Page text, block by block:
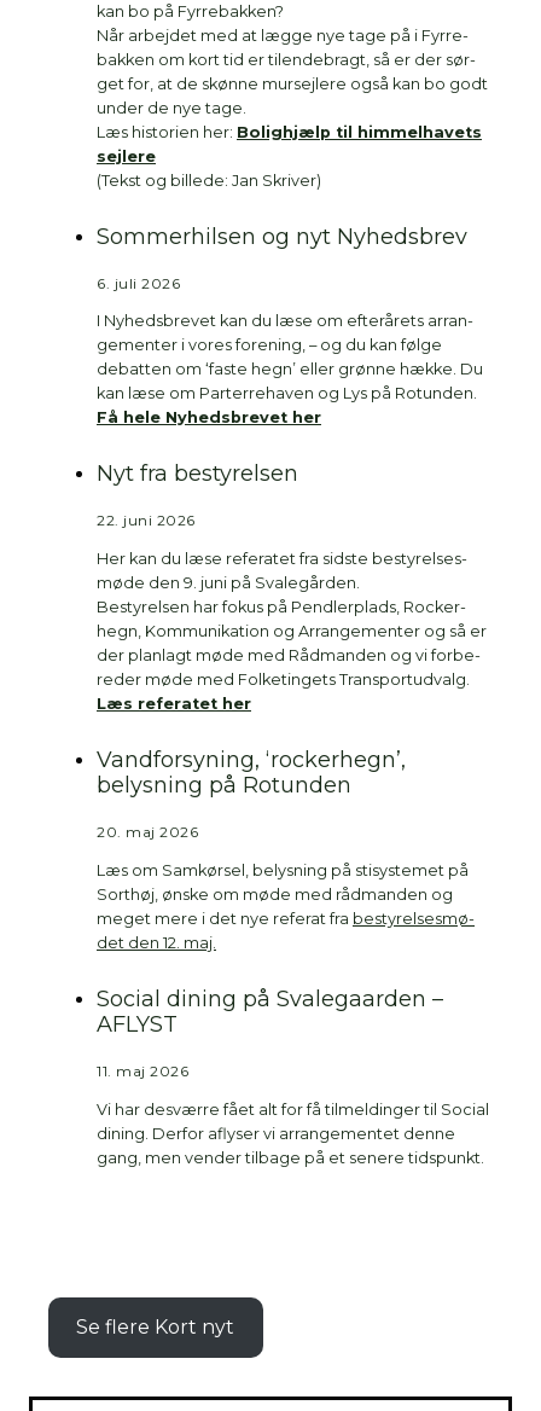
kan bo på Fyr­re­bak­ken?
Når arbej­det med at læg­ge nye tage på i Fyr­re­
bak­ken om kort tid er til­en­de­bragt, så er der sør­
get for, at de skøn­ne mur­sej­le­re også kan bo godt
under de nye tage.
Læs histo­ri­en her: Bolig­hjælp til him­mel­ha­vets
sej­le­re
(Tekst og bil­le­de: Jan Skri­ver)
Sommerhilsen og nyt Nyhedsbrev
6. juli 2026
I Nyheds­bre­vet kan du læse om efter­å­rets arran­
ge­men­ter i vores for­e­ning, – og du kan føl­ge
debat­ten om ‘faste hegn’ eller grøn­ne hæk­ke. Du
kan læse om Par­ter­re­ha­ven og Lys på Rotun­den.
Få hele Nyheds­bre­vet her
Nyt fra bestyrelsen
22. juni 2026
Her kan du læse refe­ra­tet fra sid­ste besty­rel­ses­
mø­de den 9. juni på Sva­le­går­den.
Besty­rel­sen har fokus på Pend­ler­plads, Rock­er­
hegn, Kom­mu­ni­ka­tion og Arran­ge­men­ter og så er
der plan­lagt møde med Råd­man­den og vi for­be­
re­der møde med Fol­ke­tin­gets Trans­port­ud­valg.
Læs refe­ra­tet her
Vandforsyning, ‘rockerhegn’,
belysning på Rotunden
20. maj 2026
Læs om Sam­kør­sel, belys­ning på sti­sy­ste­met på
Sort­høj, ønske om møde med råd­man­den og
meget mere i det nye refe­rat fra besty­rel­ses­mø­
det den 12. maj.
Social dining på Svalegaarden –
AFLYST
11. maj 2026
Vi har desvær­re fået alt for få til­mel­din­ger til Soci­al
dining. Der­for afly­ser vi arran­ge­men­tet den­ne
gang, men ven­der til­ba­ge på et sene­re tids­punkt.
Se fle­re Kort nyt